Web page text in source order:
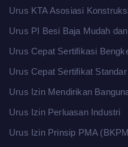
Urus KTA Asosiasi
Urus PI Besi Baja Mudah
Urus Cepat Sertifikasi
Urus Cepat Sertifikat
Urus Izin Mendirikan
Urus Izin Perluasan Industri
Urus Izin Prinsip PMA